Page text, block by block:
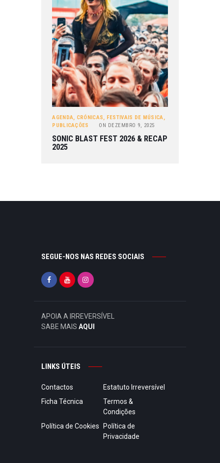
AGENDA, CRÓNICAS, FESTIVAIS DE MÚSICA,
PUBLICAÇÕES
ON DEZEMBRO 9, 2025
SONIC BLAST FEST 2026 & RECAP
2025
SEGUE-NOS NAS REDES SOCIAIS
APOIA A IRREVERSÍVEL
SABE MAIS AQUI
LINKS ÚTEIS
Contactos
Estatuto Irreversível
Ficha Técnica
Termos &
Condições
Política de Cookies
Política de
Privacidade